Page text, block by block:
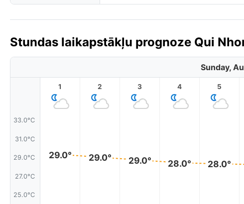
Stundas laikapstākļu prognoze Qui
Sunday,
33.0°C
31.0°C
29.0°C
27.0°C
25.0°C
1
29.0°
2
29.0°
3
29.0°
4
28.0°
5
28.0°